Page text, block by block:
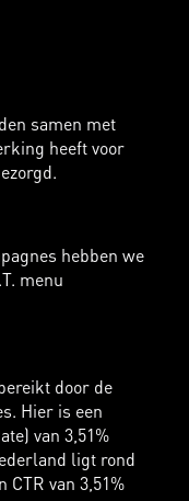
samen met
heeft voor
hebben we
menu
door de
Hier is een
van 3,51%
ligt rond
CTR van 3,51%